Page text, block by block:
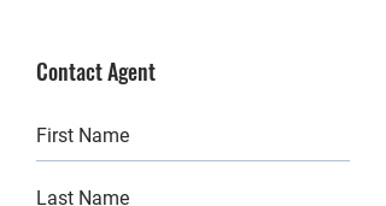
Contact Agent